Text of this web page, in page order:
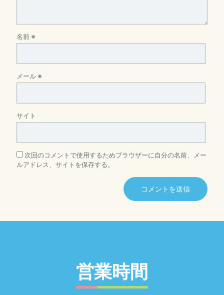
名前 ※
メール ※
サイト
次回のコメントで使用するためブラウザーに自分の名前、メー
ルアドレス、サイトを保存する。
営業時間